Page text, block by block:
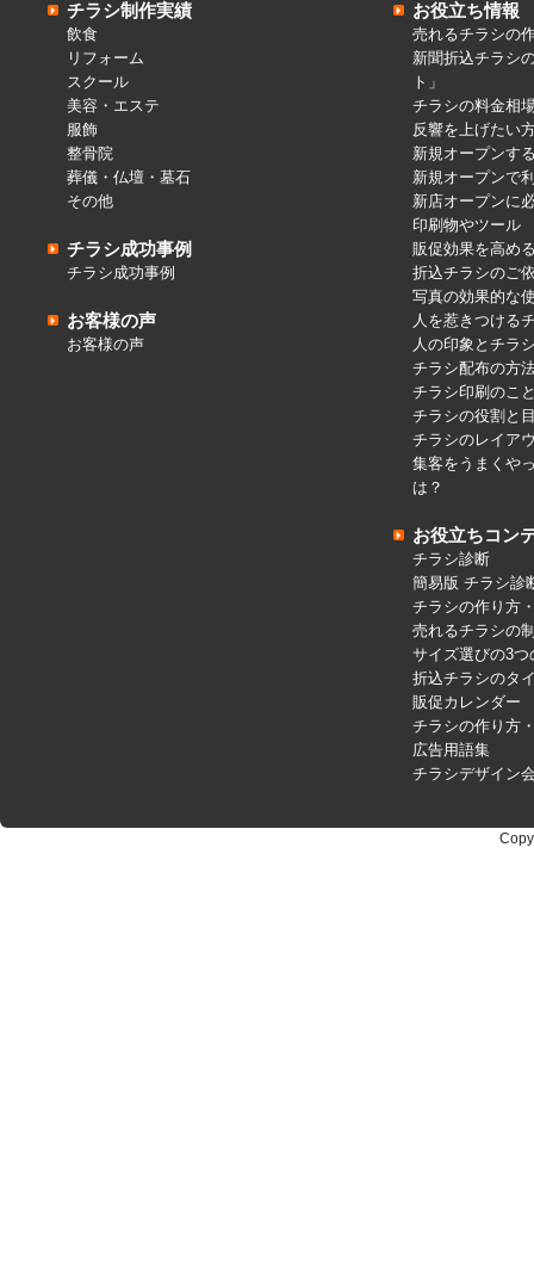
チラシ制作実績
飲食
リフォーム
スクール
美容・エステ
服飾
整骨院
葬儀・仏壇・墓石
その他
チラシ成功事例
チラシ成功事例
お客様の声
お客様の声
お役立ち情報
売れるチラシの
新聞折込チラシ
ト」
チラシの料金相
反響を上げたい
新規オープンす
新規オープンで
新店オープンに
印刷物やツール
販促効果を高め
折込チラシのご
写真の効果的な
人を惹きつける
人の印象とチラ
チラシ配布の方
チラシ印刷のこ
チラシの役割と
チラシのレイア
集客をうまくや
は？
お役立ちコン
チラシ診断
簡易版 チラシ診
チラシの作り方
売れるチラシの
サイズ選びの3つ
折込チラシのタ
販促カレンダー
チラシの作り方
広告用語集
チラシデザイン